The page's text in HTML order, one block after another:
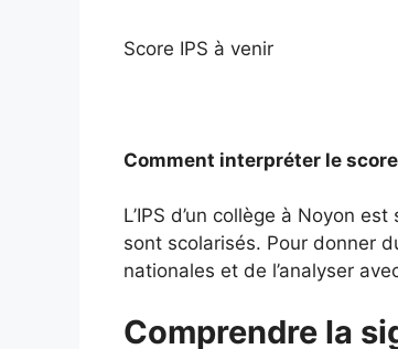
Score IPS à venir
Comment interpréter le score
L’IPS d’un collège à Noyon
sont scolarisés. Pour donner
nationales et de l’analyser
Comprendre la